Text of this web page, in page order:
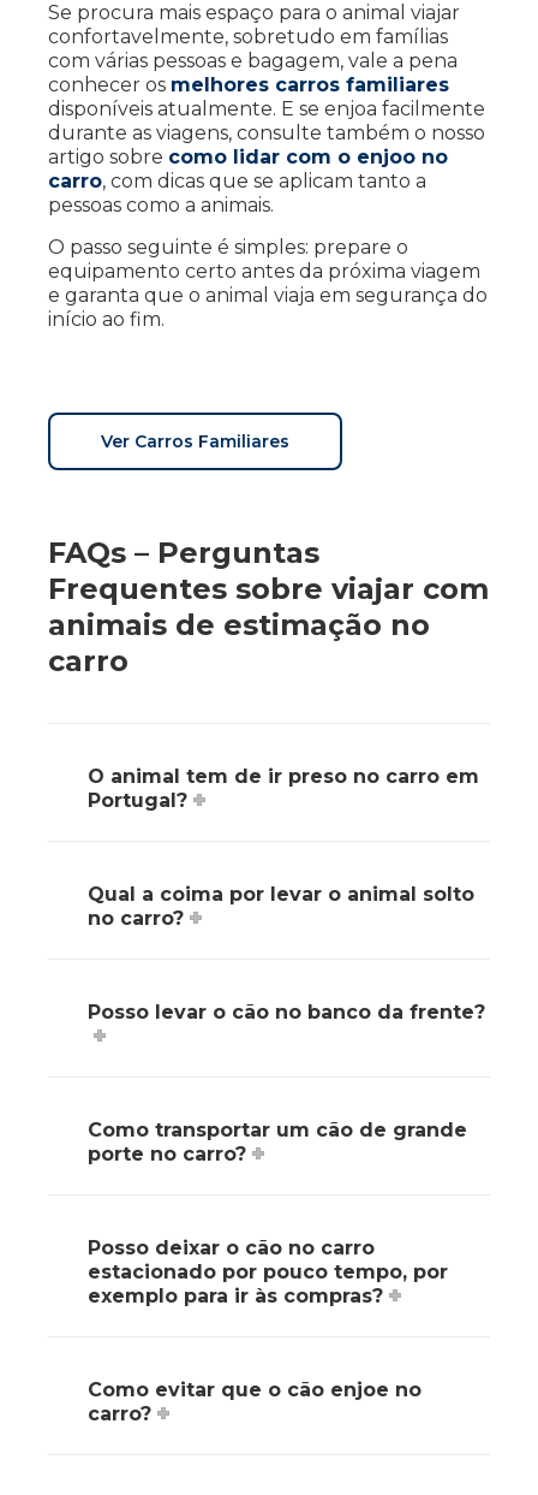
Se procura mais espaço para o animal viajar
confortavelmente, sobretudo em famílias
com várias pessoas e bagagem, vale a pena
conhecer os melhores carros familiares
disponíveis atualmente. E se enjoa facilmente
durante as viagens, consulte também o nosso
artigo sobre como lidar com o enjoo no
carro, com dicas que se aplicam tanto a
pessoas como a animais.
O passo seguinte é simples: prepare o
equipamento certo antes da próxima viagem
e garanta que o animal viaja em segurança do
início ao fim.
Ver Carros Familiares
FAQs – Perguntas
Frequentes sobre viajar com
animais de estimação no
carro
O animal tem de ir preso no carro em
Portugal?
Qual a coima por levar o animal solto
no carro?
Posso levar o cão no banco da frente?
Como transportar um cão de grande
porte no carro?
Posso deixar o cão no carro
estacionado por pouco tempo, por
exemplo para ir às compras?
Como evitar que o cão enjoe no
carro?